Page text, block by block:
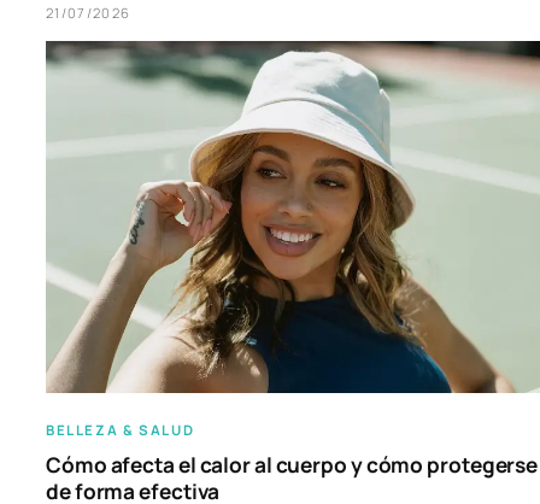
21/07/2026
BELLEZA & SALUD
Cómo afecta el calor al cuerpo y cómo protegerse
de forma efectiva